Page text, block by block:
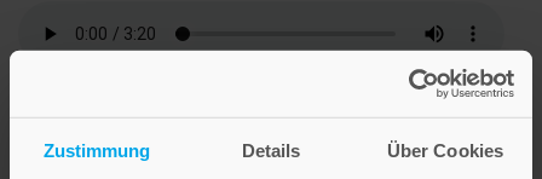
Zustimmung Details Über Cookies